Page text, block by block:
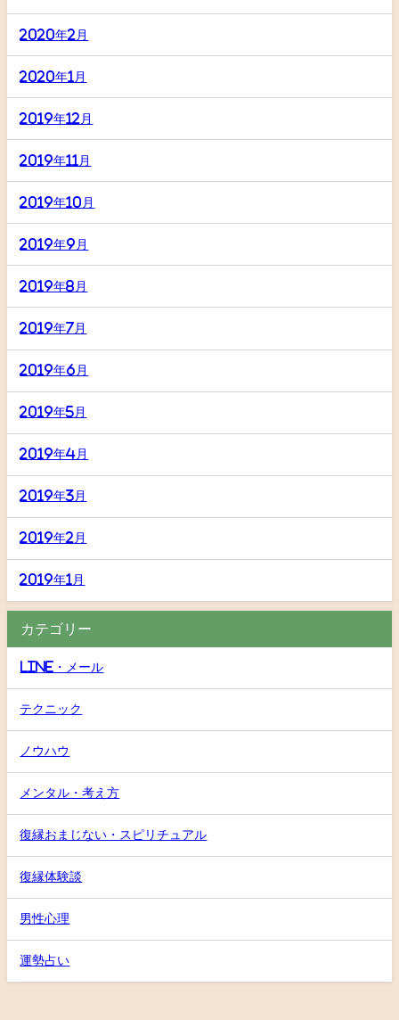
2020年2月
2020年1月
2019年12月
2019年11月
2019年10月
2019年9月
2019年8月
2019年7月
2019年6月
2019年5月
2019年4月
2019年3月
2019年2月
2019年1月
カテゴリー
LINE・メール
テクニック
ノウハウ
メンタル・考え方
復縁おまじない・スピリチュアル
復縁体験談
男性心理
運勢占い